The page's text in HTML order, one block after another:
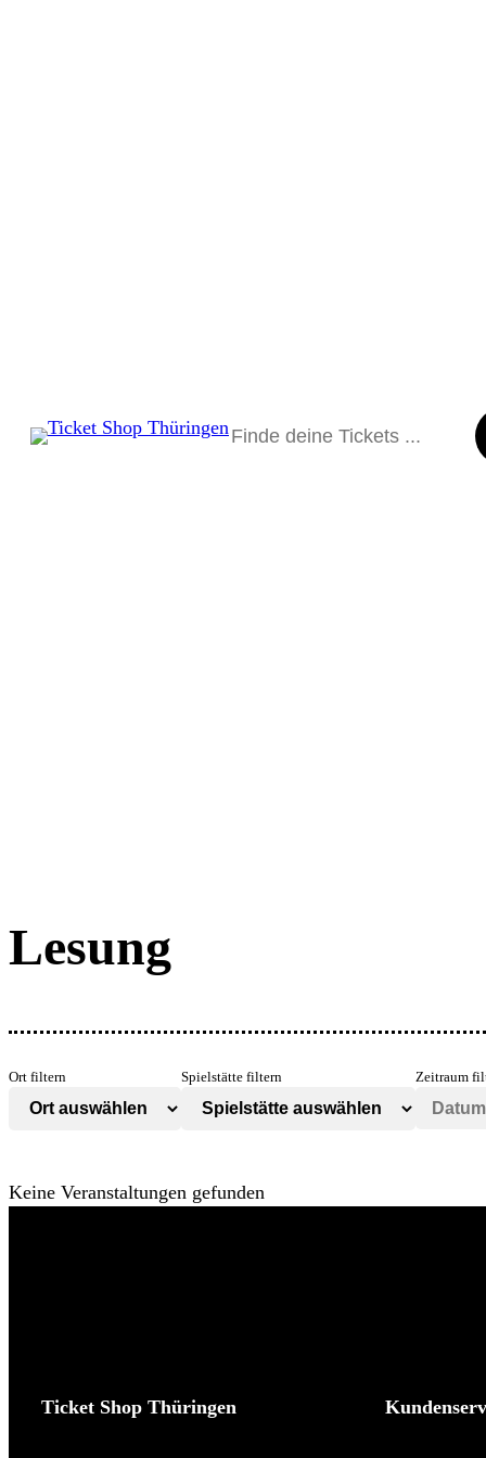
Lesung
Ort filtern Spielstätte filtern Zeitraum
Keine Veranstaltungen gefunden
Ticket Shop Thüringen